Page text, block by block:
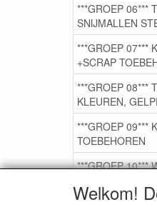
Welkom!
***GROEP 06***
SNIJMALLEN
***GROEP 07***
+SCRAP
***GROEP 08***
KLEUREN,
***GROEP 09***
TOEBEHOREN
***GROEP 10***